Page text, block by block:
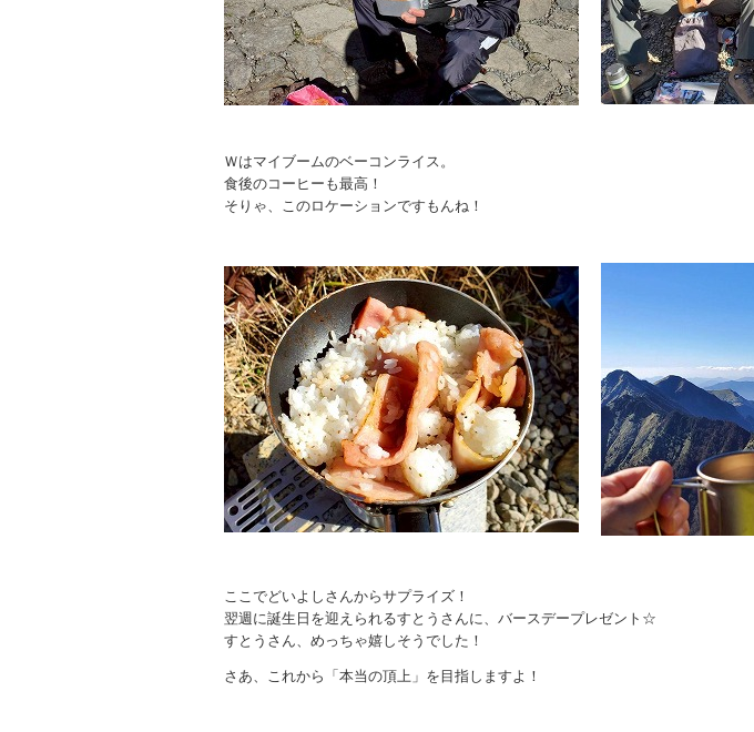
Ｗはマイブームのベーコンライス。
食後のコーヒーも最高！
そりゃ、このロケーションですもんね！
ここでどいよしさんからサプライズ！
翌週に誕生日を迎えられるすとうさんに、バースデープレゼント☆
すとうさん、めっちゃ嬉しそうでした！
さあ、これから「本当の頂上」を目指しますよ！